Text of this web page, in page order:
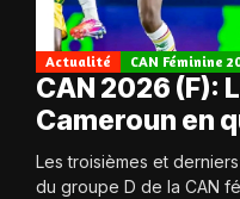
Actualité CAN Féminine
CAN 2026 (F):
Cameroun en
Les troisièmes et
du groupe D de la CAN